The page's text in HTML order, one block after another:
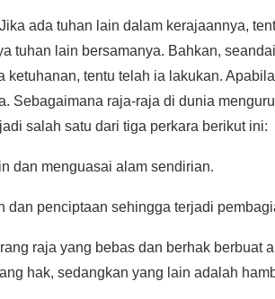
ada tuhan lain dalam kerajaannya,
tuhan lain bersamanya. Bahkan,
tentu telah ia lakukan.
Sebagaimana raja-raja di dunia
salah satu dari tiga perkara berikut ini:
dan menguasai alam sendirian.
dan penciptaan sehingga terjadi
raja yang bebas dan berhak berbuat
hak, sedangkan yang lain adalah